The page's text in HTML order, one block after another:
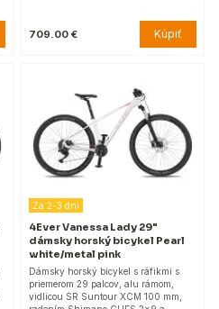
709.00 € Kúpiť
Za 2-3 dni
4Ever Vanessa Lady 29"
dámsky horský bicykel Pearl
white/metal pink
Dámsky horský bicykel s ráfikmi s
priemerom 29 palcov, alu rámom,
vidlicou SR Suntour XCM 100 mm,